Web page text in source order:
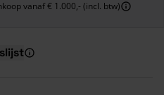
vanaf € 1.000,- (incl. btw)